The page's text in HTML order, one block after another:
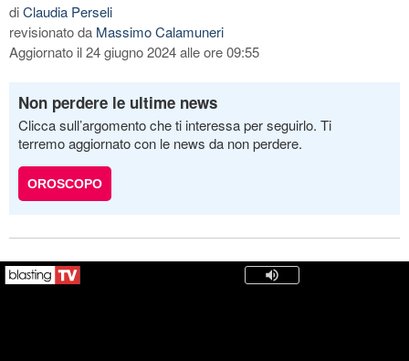
diClaudia Perseli
revisionato da Massimo Calamuneri
Aggiornato il 24 giugno 2024 alle ore 09:55
Non perdere le ultime news
Clicca sull’argomento che ti interessa per seguirlo. Ti
terremo aggiornato con le news da non perdere.
OROSCOPO